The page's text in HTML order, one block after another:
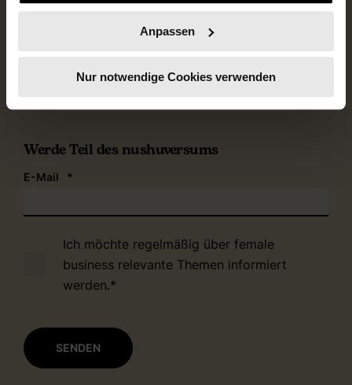
Anpassen
Nur notwendige Cookies verwenden
nushu Female Business
Werde Teil des nushuversums
E-Mail *
Ich möchte regelmäßig über female
business relevante Themen informiert
werden.*